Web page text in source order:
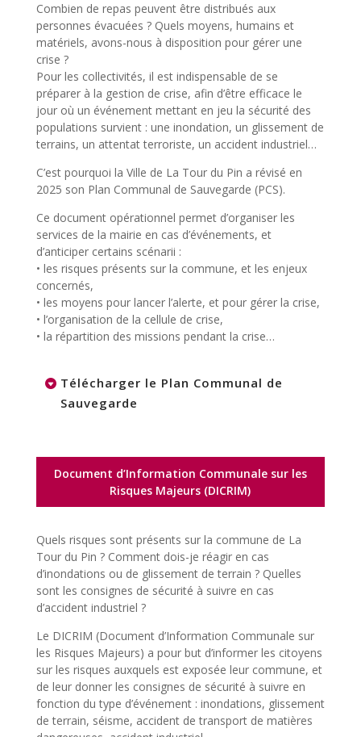
Combien de repas peuvent être distribués aux
personnes évacuées ? Quels moyens, humains et
matériels, avons-nous à disposition pour gérer une
crise ?
Pour les collectivités, il est indispensable de se
préparer à la gestion de crise, afin d’être efficace le
jour où un événement mettant en jeu la sécurité des
populations survient : une inondation, un glissement de
terrains, un attentat terroriste, un accident industriel…
C’est pourquoi la Ville de La Tour du Pin a révisé en
2025 son Plan Communal de Sauvegarde (PCS).
Ce document opérationnel permet d’organiser les
services de la mairie en cas d’événements, et
d’anticiper certains scénarii :
• les risques présents sur la commune, et les enjeux
concernés,
• les moyens pour lancer l’alerte, et pour gérer la crise,
• l’organisation de la cellule de crise,
• la répartition des missions pendant la crise…
Télécharger le Plan Communal de
Sauvegarde
Document d’Information Communale sur les
Risques Majeurs (DICRIM)
Quels risques sont présents sur la commune de La
Tour du Pin ? Comment dois-je réagir en cas
d’inondations ou de glissement de terrain ? Quelles
sont les consignes de sécurité à suivre en cas
d’accident industriel ?
Le DICRIM (Document d’Information Communale sur
les Risques Majeurs) a pour but d’informer les citoyens
sur les risques auxquels est exposée leur commune, et
de leur donner les consignes de sécurité à suivre en
fonction du type d’événement : inondations, glissement
de terrain, séisme, accident de transport de matières